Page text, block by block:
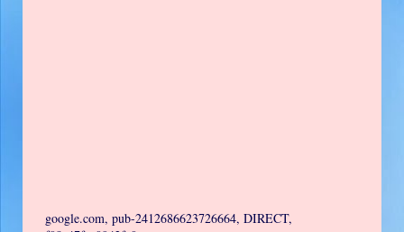
google.com, pub-2412686623726664, DIRECT,